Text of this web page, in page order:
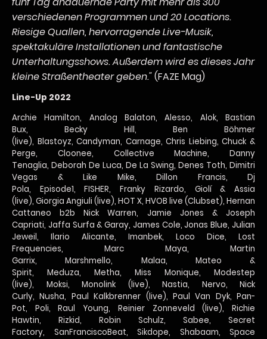
verschiedenen Programmen und 20 Locations.
Riesige Quallen, hervorragende Live-Musik,
spektakuläre Installationen und fantastische
Unterhaltungsshows. Außerdem wird es dieses Jahr
kleine Straßentheater geben."(FAZE Mag)
Line-Up 2022
Archie Hamilton, Analog Balaton, Alesso, Alok, Bastian
Bux, Becky Hill, Ben Böhmer
(live), Blastoyz, Candyman, Carnage, Chris Liebing, Chuck &
Perge, Cloonee, Collective Machine, Danny
Tenaglia, Deborah De Luca, De La Swing, Denes Toth, Dimitri
Vegas & Like Mike, Dillon Francis, Dj
Pola, Episode1, FISHER, Franky Rizardo, Giolí & Assia
(live), Giorgia Angiuli (live), HOT X, HVOB live (Clubset), Hernan
Cattaneo b2b Nick Warren, Jamie Jones & Joseph
Capriati, Jaffa Surfa & Garay, James Cole, Jonas Blue, Julian
Jeweil, Ilario Alicante, Imanbek, Loco Dice, Lost
Frequencies, Marc Maya, Martin
Garrix, Marshmello, Malaa, Mateo &
Spirit, Meduza, Metha, Miss Monique, Modestep
(live), Moksi, Monolink (live), Nastia, Nervo, Nick
Curly, Nusha, Paul Kalkbrenner (live), Paul Van Dyk, Pan-
Pot, Poli, Raul Young, Reinier Zonneveld (live), Richie
Hawtin, Rizkid, Robin Schulz, Sabee, Secret
Factory, SanFranciscoBeat, Sikdope, Shabaam, Space